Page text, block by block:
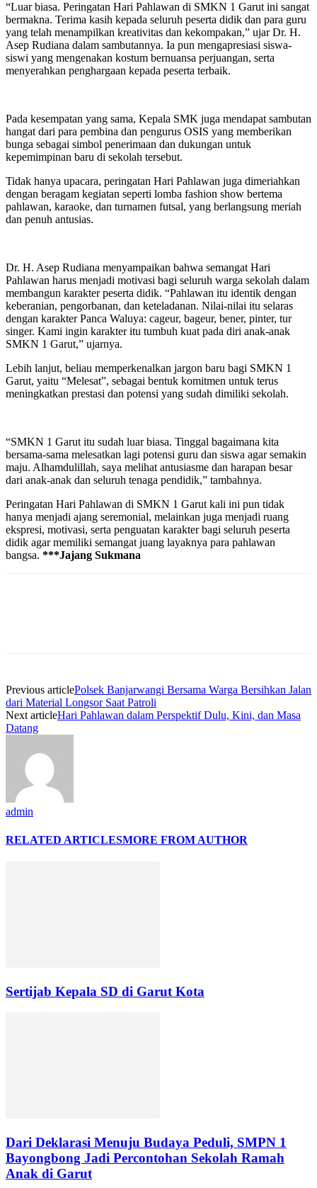
“Luar biasa. Peringatan Hari Pahlawan di SMKN 1 Garut ini sangat
bermakna. Terima kasih kepada seluruh peserta didik dan para guru
yang telah menampilkan kreativitas dan kekompakan,” ujar Dr. H.
Asep Rudiana dalam sambutannya. Ia pun mengapresiasi siswa-
siswi yang mengenakan kostum bernuansa perjuangan, serta
menyerahkan penghargaan kepada peserta terbaik.
Pada kesempatan yang sama, Kepala SMK juga mendapat sambutan
hangat dari para pembina dan pengurus OSIS yang memberikan
bunga sebagai simbol penerimaan dan dukungan untuk
kepemimpinan baru di sekolah tersebut.
Tidak hanya upacara, peringatan Hari Pahlawan juga dimeriahkan
dengan beragam kegiatan seperti lomba fashion show bertema
pahlawan, karaoke, dan turnamen futsal, yang berlangsung meriah
dan penuh antusias.
Dr. H. Asep Rudiana menyampaikan bahwa semangat Hari
Pahlawan harus menjadi motivasi bagi seluruh warga sekolah dalam
membangun karakter peserta didik. “Pahlawan itu identik dengan
keberanian, pengorbanan, dan keteladanan. Nilai-nilai itu selaras
dengan karakter Panca Waluya: cageur, bageur, bener, pinter, tur
singer. Kami ingin karakter itu tumbuh kuat pada diri anak-anak
SMKN 1 Garut,” ujarnya.
Lebih lanjut, beliau memperkenalkan jargon baru bagi SMKN 1
Garut, yaitu “Melesat”, sebagai bentuk komitmen untuk terus
meningkatkan prestasi dan potensi yang sudah dimiliki sekolah.
“SMKN 1 Garut itu sudah luar biasa. Tinggal bagaimana kita
bersama-sama melesatkan lagi potensi guru dan siswa agar semakin
maju. Alhamdulillah, saya melihat antusiasme dan harapan besar
dari anak-anak dan seluruh tenaga pendidik,” tambahnya.
Peringatan Hari Pahlawan di SMKN 1 Garut kali ini pun tidak
hanya menjadi ajang seremonial, melainkan juga menjadi ruang
ekspresi, motivasi, serta penguatan karakter bagi seluruh peserta
didik agar memiliki semangat juang layaknya para pahlawan
bangsa. ***Jajang Sukmana
Previous articlePolsek Banjarwangi Bersama Warga Bersihkan Jalan
dari Material Longsor Saat Patroli
Next articleHari Pahlawan dalam Perspektif Dulu, Kini, dan Masa
Datang
admin
RELATED ARTICLESMORE FROM AUTHOR
Sertijab Kepala SD di Garut Kota
Dari Deklarasi Menuju Budaya Peduli, SMPN 1
Bayongbong Jadi Percontohan Sekolah Ramah
Anak di Garut